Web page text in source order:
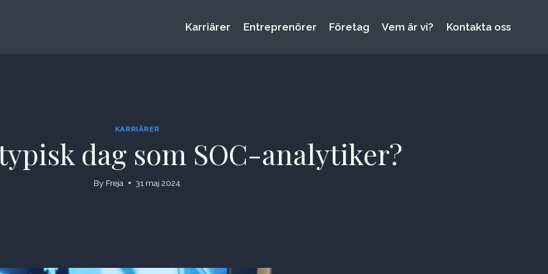
Karriärer Entreprenörer Företag Vem är vi? Kontakta oss
KARRIÄRER
dag som SOC-analytiker?
By Freja 31 maj 2024